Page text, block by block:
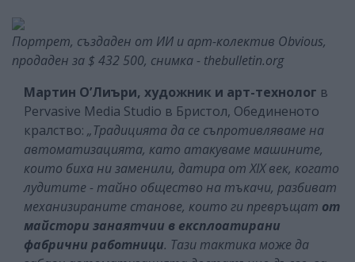
Портрет, създаден от ИИ и арт-колектив Obvious,
продаден за $ 432 500, снимка - thebulletin.org
Мартин О’Лиъри, художник и арт-технолог в
Pervasive Media Studio в Бристол, Обединеното
кралство: „Традицията да се съпротивляваме на
автоматизацията, като атакуваме машините,
които биха ни заменили, датира от XIX век, когато
лудитите - тайно общество на тъкачи, разбиват
механизираните станове, които ги превръщат от
майстори занаятчии в експлоатирани
фабрични работници. Тази тактика може да